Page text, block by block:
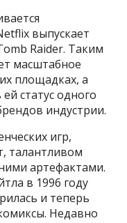
выпускает
Raider. Таким
масштабное
площадках, а
статус одного
индустрии.
игр,
талантливом
артефактами.
в 1996 году
и теперь
Недавно